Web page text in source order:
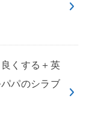
くする＋英
パのシラブ